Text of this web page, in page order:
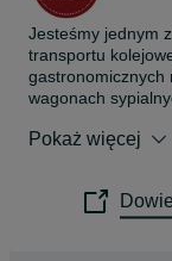
Jesteśmy jednym
transportu
gastronomicznych
wagonach
smakowe i
Oprócz usług na
Pokaż więcej